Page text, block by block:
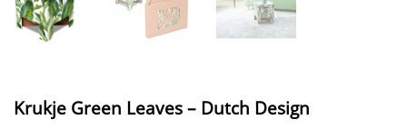
Krukje Green Leaves – Dutch Design